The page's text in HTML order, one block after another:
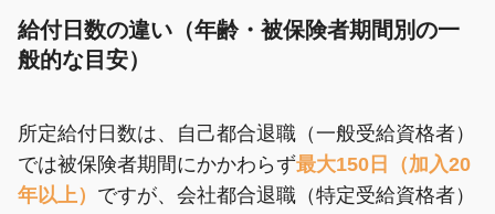
給付日数の違い（年齢・被保険者期間別の一
般的な目安）
所定給付日数は、自己都合退職（一般受給資格者）
では被保険者期間にかかわらず最大150日（加入20
年以上） ですが、会社都合退職（特定受給資格者）